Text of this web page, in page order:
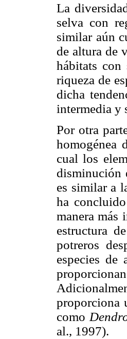
La
selva con
similar aún
de altura de
hábitats con
riqueza de
dicha
intermedia y
Por otra
homogénea
cual los
disminución
es similar a
ha
manera más
estructura
potreros
especies de
proporciona
como
al., 1997).